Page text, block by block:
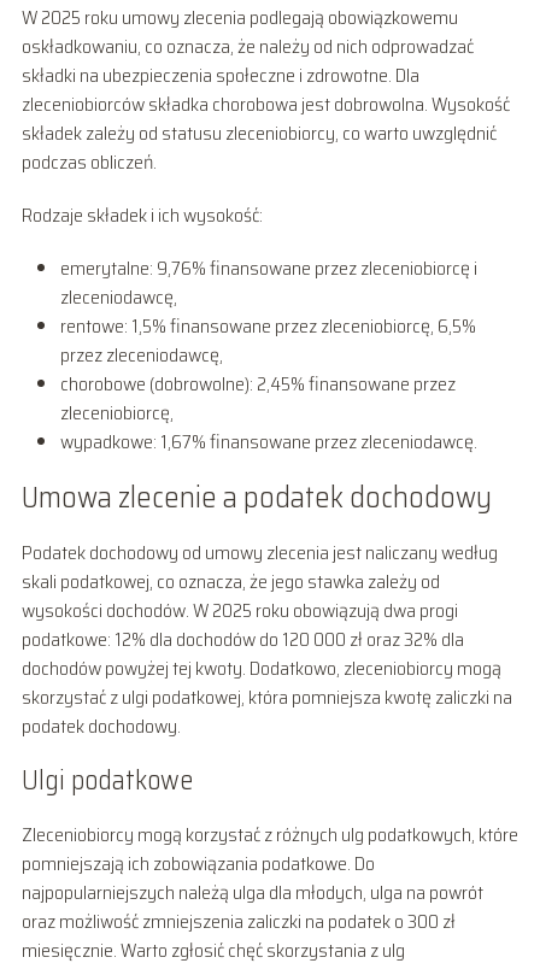
W 2025 roku umowy zlecenia podlegają obowiązkowemu
oskładkowaniu, co oznacza, że należy od nich odprowadzać
składki na ubezpieczenia społeczne i zdrowotne. Dla
zleceniobiorców składka chorobowa jest dobrowolna. Wysokość
składek zależy od statusu zleceniobiorcy, co warto uwzględnić
podczas obliczeń.
Rodzaje składek i ich wysokość:
emerytalne: 9,76% finansowane przez zleceniobiorcę i
zleceniodawcę,
rentowe: 1,5% finansowane przez zleceniobiorcę, 6,5%
przez zleceniodawcę,
chorobowe (dobrowolne): 2,45% finansowane przez
zleceniobiorcę,
wypadkowe: 1,67% finansowane przez zleceniodawcę.
Umowa zlecenie a podatek dochodowy
Podatek dochodowy od umowy zlecenia jest naliczany według
skali podatkowej, co oznacza, że jego stawka zależy od
wysokości dochodów. W 2025 roku obowiązują dwa progi
podatkowe: 12% dla dochodów do 120 000 zł oraz 32% dla
dochodów powyżej tej kwoty. Dodatkowo, zleceniobiorcy mogą
skorzystać z ulgi podatkowej, która pomniejsza kwotę zaliczki na
podatek dochodowy.
Ulgi podatkowe
Zleceniobiorcy mogą korzystać z różnych ulg podatkowych, które
pomniejszają ich zobowiązania podatkowe. Do
najpopularniejszych należą ulga dla młodych, ulga na powrót
oraz możliwość zmniejszenia zaliczki na podatek o 300 zł
miesięcznie. Warto zgłosić chęć skorzystania z ulg